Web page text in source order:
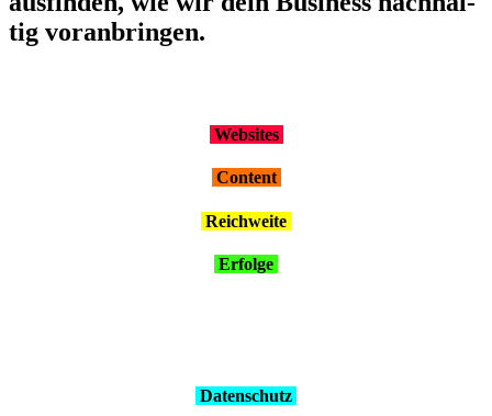
tig vor­an­brin­gen.
Web­sites
Con­tent
Reich­wei­te
Erfol­ge
Daten­schutz